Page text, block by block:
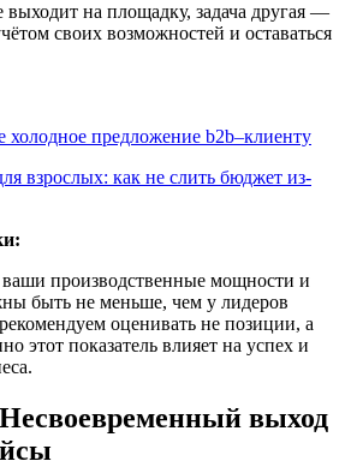
на площадку, задача другая —
своих возможностей и оставаться
холодное предложение b2b–клиенту
взрослых: как не слить бюджет из-
производственные мощности и
быть не меньше, чем у лидеров
оценивать не позиции, а
этот показатель влияет на успех и
выход